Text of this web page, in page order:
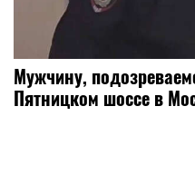
Мужчину,
Пятницком шоссе в